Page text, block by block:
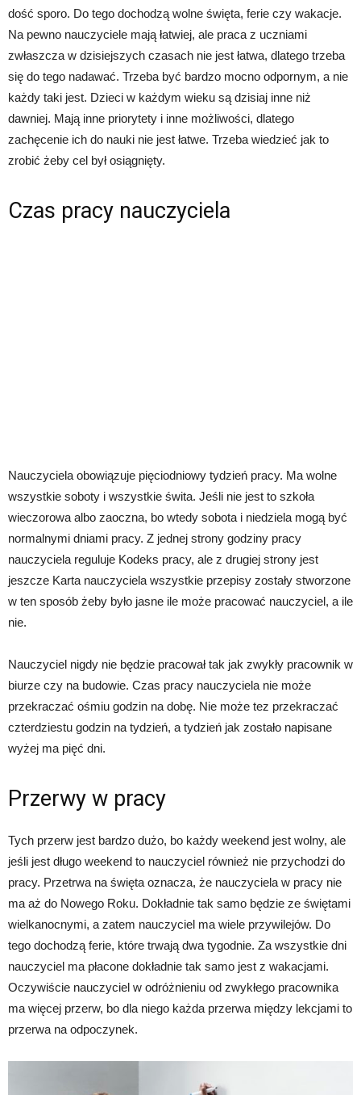
dość sporo. Do tego dochodzą wolne święta, ferie czy wakacje.
Na pewno nauczyciele mają łatwiej, ale praca z uczniami
zwłaszcza w dzisiejszych czasach nie jest łatwa, dlatego trzeba
się do tego nadawać. Trzeba być bardzo mocno odpornym, a nie
każdy taki jest. Dzieci w każdym wieku są dzisiaj inne niż
dawniej. Mają inne priorytety i inne możliwości, dlatego
zachęcenie ich do nauki nie jest łatwe. Trzeba wiedzieć jak to
zrobić żeby cel był osiągnięty.
Czas pracy nauczyciela
Nauczyciela obowiązuje pięciodniowy tydzień pracy. Ma wolne
wszystkie soboty i wszystkie świta. Jeśli nie jest to szkoła
wieczorowa albo zaoczna, bo wtedy sobota i niedziela mogą być
normalnymi dniami pracy. Z jednej strony godziny pracy
nauczyciela reguluje Kodeks pracy, ale z drugiej strony jest
jeszcze Karta nauczyciela wszystkie przepisy zostały stworzone
w ten sposób żeby było jasne ile może pracować nauczyciel, a ile
nie.
Nauczyciel nigdy nie będzie pracował tak jak zwykły pracownik w
biurze czy na budowie. Czas pracy nauczyciela nie może
przekraczać ośmiu godzin na dobę. Nie może tez przekraczać
czterdziestu godzin na tydzień, a tydzień jak zostało napisane
wyżej ma pięć dni.
Przerwy w pracy
Tych przerw jest bardzo dużo, bo każdy weekend jest wolny, ale
jeśli jest długo weekend to nauczyciel również nie przychodzi do
pracy. Przetrwa na święta oznacza, że nauczyciela w pracy nie
ma aż do Nowego Roku. Dokładnie tak samo będzie ze świętami
wielkanocnymi, a zatem nauczyciel ma wiele przywilejów. Do
tego dochodzą ferie, które trwają dwa tygodnie. Za wszystkie dni
nauczyciel ma płacone dokładnie tak samo jest z wakacjami.
Oczywiście nauczyciel w odróżnieniu od zwykłego pracownika
ma więcej przerw, bo dla niego każda przerwa między lekcjami to
przerwa na odpoczynek.